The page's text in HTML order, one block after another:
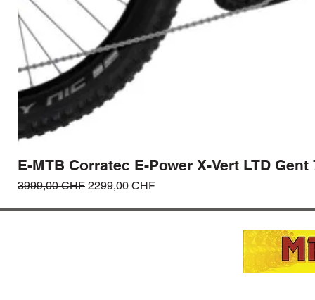
E-MTB Corratec E-Power X-Vert LTD Gent
Prezzo regolare
3999,00 CHF Prezzo scontato
2299,00 CHF